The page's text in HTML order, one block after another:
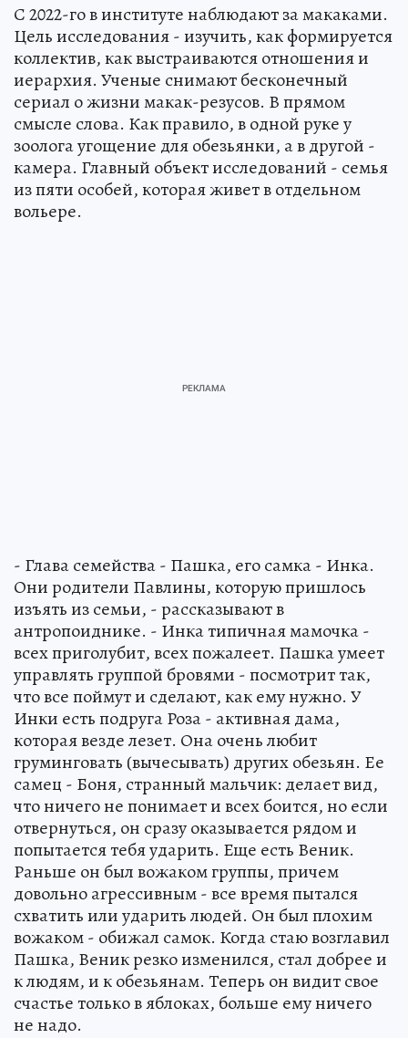
С 2022-го в институте наблюдают за макаками.
Цель исследования - изучить, как формируется
коллектив, как выстраиваются отношения и
иерархия. Ученые снимают бесконечный
сериал о жизни макак-резусов. В прямом
смысле слова. Как правило, в одной руке у
зоолога угощение для обезьянки, а в другой -
камера. Главный объект исследований - семья
из пяти особей, которая живет в отдельном
вольере.
- Глава семейства - Пашка, его самка - Инка.
Они родители Павлины, которую пришлось
изъять из семьи, - рассказывают в
антропоиднике. - Инка типичная мамочка -
всех приголубит, всех пожалеет. Пашка умеет
управлять группой бровями - посмотрит так,
что все поймут и сделают, как ему нужно. У
Инки есть подруга Роза - активная дама,
которая везде лезет. Она очень любит
груминговать (вычесывать) других обезьян. Ее
самец - Боня, странный мальчик: делает вид,
что ничего не понимает и всех боится, но если
отвернуться, он сразу оказывается рядом и
попытается тебя ударить. Еще есть Веник.
Раньше он был вожаком группы, причем
довольно агрессивным - все время пытался
схватить или ударить людей. Он был плохим
вожаком - обижал самок. Когда стаю возглавил
Пашка, Веник резко изменился, стал добрее и
к людям, и к обезьянам. Теперь он видит свое
счастье только в яблоках, больше ему ничего
не надо.